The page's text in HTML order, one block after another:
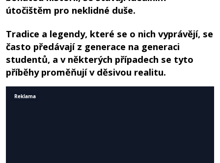
útočištěm pro neklidné duše.
Tradice a legendy, které se o nich vyprávějí, se
často předávají z generace na generaci
studentů, a v některých případech se tyto
příběhy proměňují v děsivou realitu.
Reklama